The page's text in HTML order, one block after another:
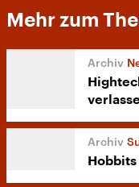
Mehr zum